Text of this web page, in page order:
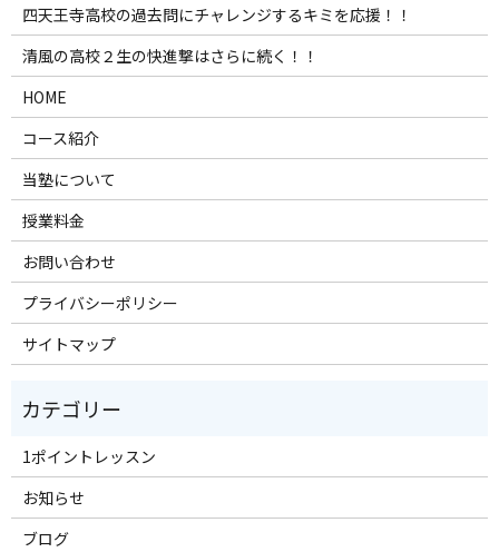
四天王寺高校の過去問にチャレンジするキミを応援！！
清風の高校２生の快進撃はさらに続く！！
HOME
コース紹介
当塾について
授業料金
お問い合わせ
プライバシーポリシー
サイトマップ
1ポイントレッスン
お知らせ
ブログ